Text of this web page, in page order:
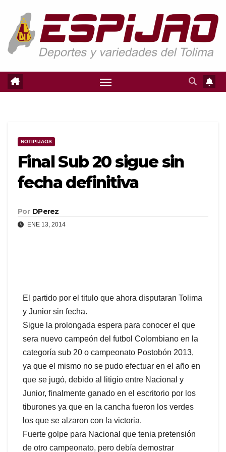
contenido
NOTIPIJAOS
Final Sub 20 sigue sin
fecha definitiva
Por DPerez
ENE 13, 2014
El partido por el titulo que ahora disputaran Tolima
y Junior sin fecha.
Sigue la prolongada espera para conocer el que
sera nuevo campeón del futbol Colombiano en la
categoría sub 20 o campeonato Postobón 2013,
ya que el mismo no se pudo efectuar en el año en
que se jugó, debido al litigio entre Nacional y
Junior, finalmente ganado en el escritorio por los
tiburones ya que en la cancha fueron los verdes
los que se alzaron con la victoria.
Fuerte golpe para Nacional que tenia pretensión
de otro campeonato, pero debía demostrar